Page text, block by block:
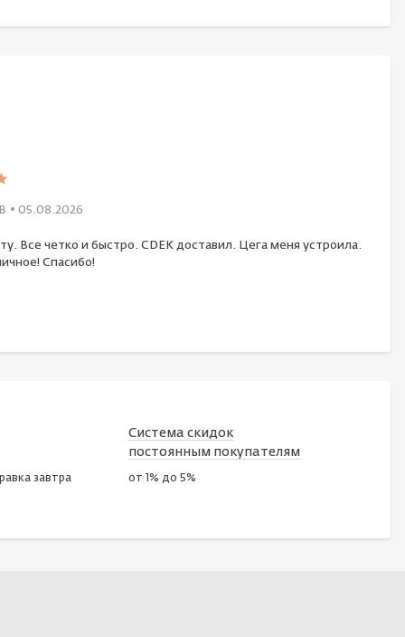
• 05.08.2026
Все четко и быстро. CDEK доставил. Цега меня устроила.
Спасибо!
завтра
Система скидок
постоянным покупателям
от 1% до 5%